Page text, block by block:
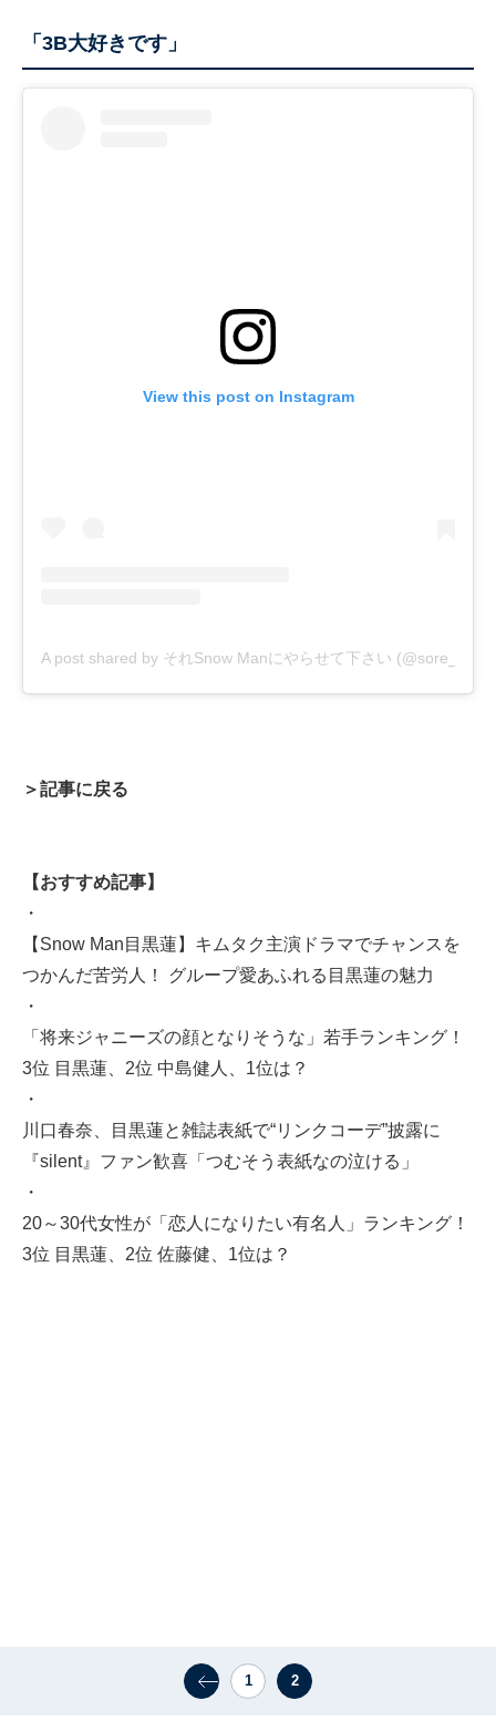
「3B大好きです」
View this post on Instagram
A post shared by それSnow Manにやらせて下さい
＞記事に戻る
【おすすめ記事】
・
【Snow Man目黒蓮】キムタク主演ドラマでチャンスを
つかんだ苦労人！ グループ愛あふれる目黒蓮の魅力
・
「将来ジャニーズの顔となりそうな」若手ランキング！
3位 目黒蓮、2位 中島健人、1位は？
・
川口春奈、目黒蓮と雑誌表紙で“リンクコーデ”披露に
『silent』ファン歓喜「つむそう表紙なの泣ける」
・
20～30代女性が「恋人になりたい有名人」ランキング！
3位 目黒蓮、2位 佐藤健、1位は？
1 2